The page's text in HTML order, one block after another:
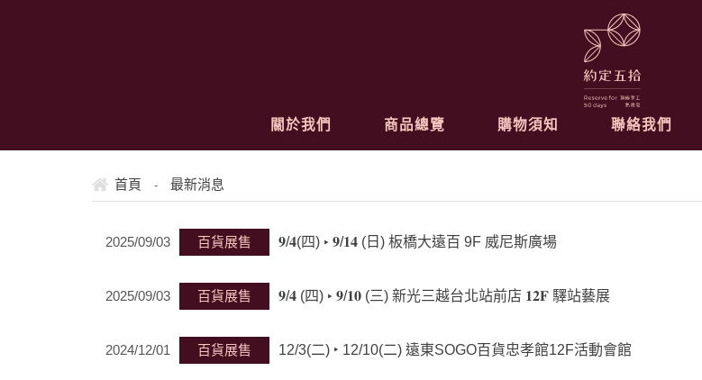
關於我們 商品總覽 購物須知 聯絡我們
首頁 - 最新消息
2025/09/03 百貨展售 𝟗/𝟒(四) ‣ 𝟗/𝟏𝟒 (日) 板橋大遠百 9F 威尼斯廣場
2025/09/03 百貨展售 𝟗/𝟒 (四) ‣ 𝟗/𝟏𝟎 (三) 新光三越台北站前店 𝟏𝟐𝐅 驛站藝展
2024/12/01 百貨展售 12/3(二) ‣ 12/10(二) 遠東SOGO百貨忠孝館12F活動會館